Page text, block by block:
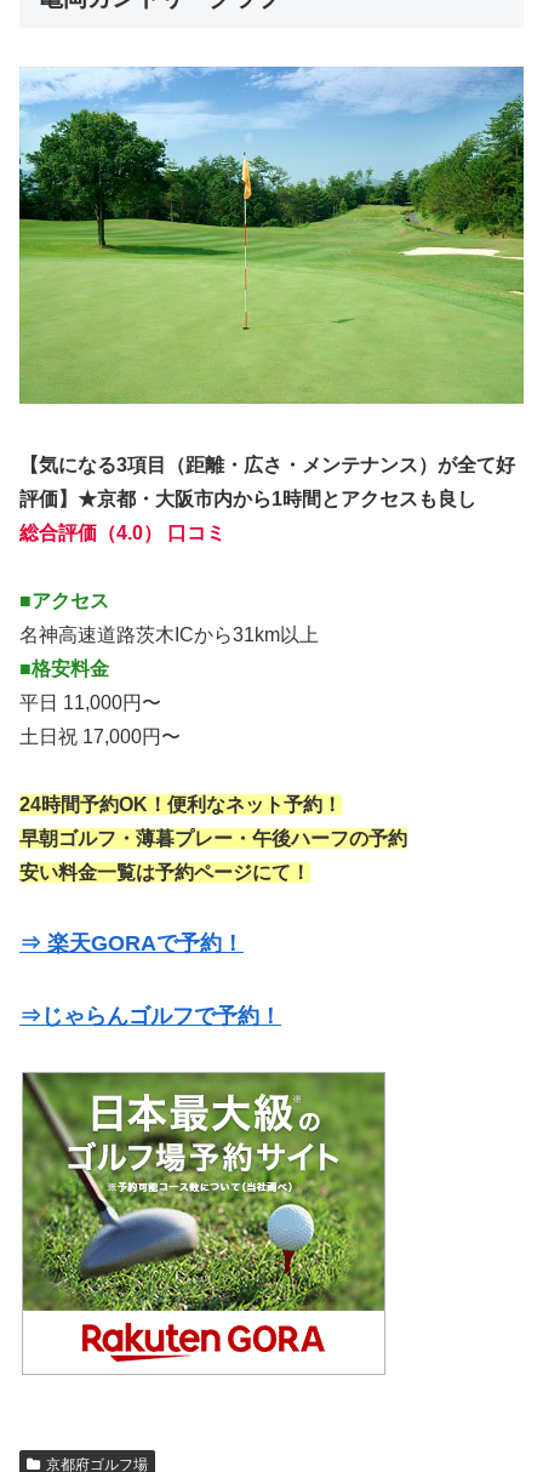
【気になる3項目（距離・広さ・メンテナンス）が全て好
評価】★京都・大阪市内から1時間とアクセスも良し
総合評価（4.0） 口コミ
■アクセス
名神高速道路茨木ICから31km以上
■格安料金
平日 11,000円〜
土日祝 17,000円〜
24時間予約OK！便利なネット予約！
早朝ゴルフ・薄暮プレー・午後ハーフの予約
安い料金一覧は予約ページにて！
⇒ 楽天GORAで予約！
⇒じゃらんゴルフで予約！
京都府ゴルフ場